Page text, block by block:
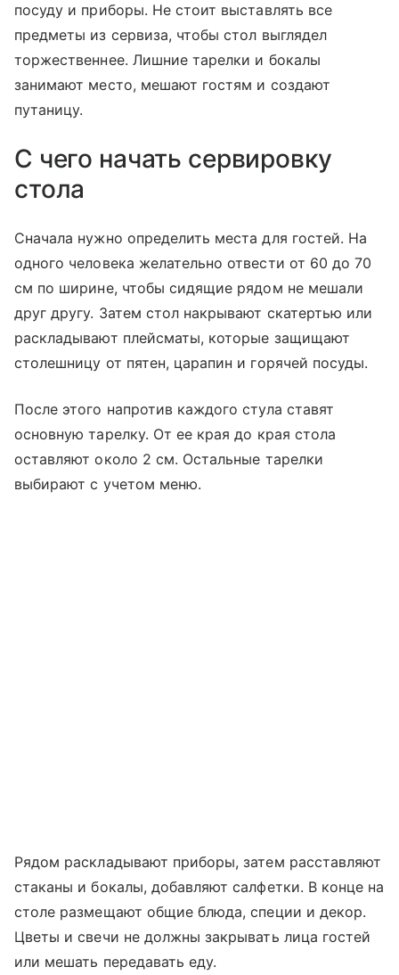
посуду и приборы. Не стоит выставлять все
предметы из сервиза, чтобы стол выглядел
торжественнее. Лишние тарелки и бокалы
занимают место, мешают гостям и создают
путаницу.
С чего начать сервировку
стола
Сначала нужно определить места для гостей. На
одного человека желательно отвести от 60 до 70
см по ширине, чтобы сидящие рядом не мешали
друг другу. Затем стол накрывают скатертью или
раскладывают плейсматы, которые защищают
столешницу от пятен, царапин и горячей посуды.
После этого напротив каждого стула ставят
основную тарелку. От ее края до края стола
оставляют около 2 см. Остальные тарелки
выбирают с учетом меню.
Рядом раскладывают приборы, затем расставляют
стаканы и бокалы, добавляют салфетки. В конце на
столе размещают общие блюда, специи и декор.
Цветы и свечи не должны закрывать лица гостей
или мешать передавать еду.